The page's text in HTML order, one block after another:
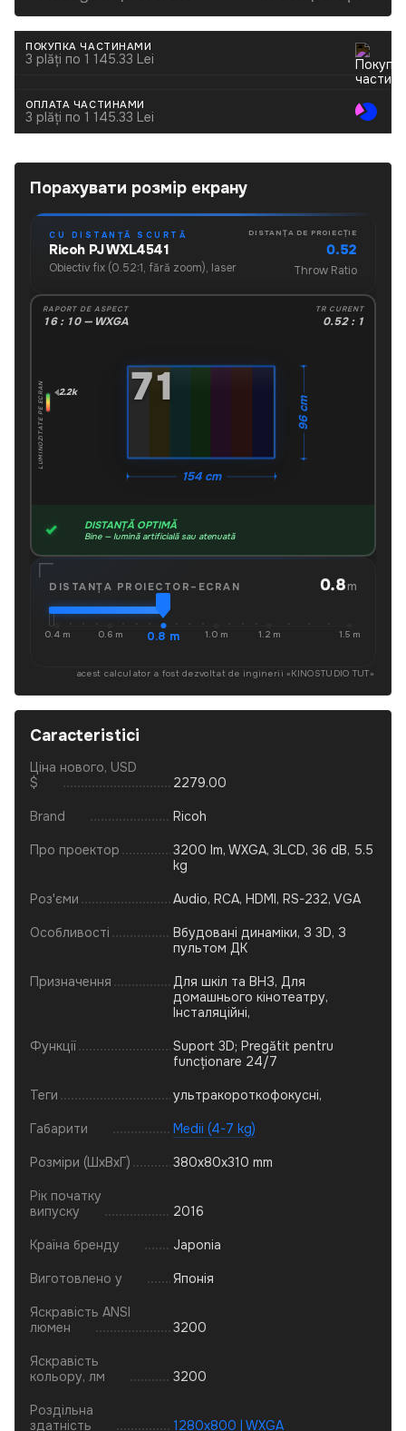
ПОКУПКА ЧАСТИНАМИ
3 plăți по 1 145.33 Lei
ОПЛАТА ЧАСТИНАМИ
3 plăți по 1 145.33 Lei
Порахувати розмір екрану
CU DISTANȚĂ SCURTĂ
Ricoh PJ WXL4541
Obiectiv fix (0.52:1, fără zoom), laser
DISTANȚA DE PROIECȚIE
0.52
Throw Ratio
RAPORT DE ASPECT
16 : 10 — WXGA
TR CURENT
0.52 : 1
71 "
154 cm
96 cm
LUMINOZITATE PE ECRAN 2.2k
DISTANȚĂ OPTIMĂ
Bine — lumină artificială sau atenuată
DISTANȚA PROIECTOR–ECRAN 0.8m
0.4 m 0.6 m 0.8 m 1.0 m 1.2 m 1.5 m
acest calculator a fost dezvoltat de inginerii «KINOSTUDIO TUT»
Caracteristici
Ціна нового, USD
$
2279.00
Brand Ricoh
Про проектор
3200 lm, WXGA, 3LCD, 36 dB, 5.5
kg
Роз'єми Audio, RCA, HDMI, RS-232, VGA
Особливості
Вбудовані динаміки, З 3D, З
пультом ДК
Призначення
Для шкіл та ВНЗ, Для
домашнього кінотеатру,
Інсталяційні,
Функції
Suport 3D; Pregătit pentru
funcționare 24/7
Теги ультракороткофокусні,
Габарити Medii (4-7 kg)
Розміри (ШхВхГ) 380x80x310 mm
Рік початку
випуску
2016
Країна бренду Japonia
Виготовлено у Японія
Яскравість ANSI
люмен
3200
Яскравість
кольору, лм
3200
Роздільна
здатність
1280x800 | WXGA